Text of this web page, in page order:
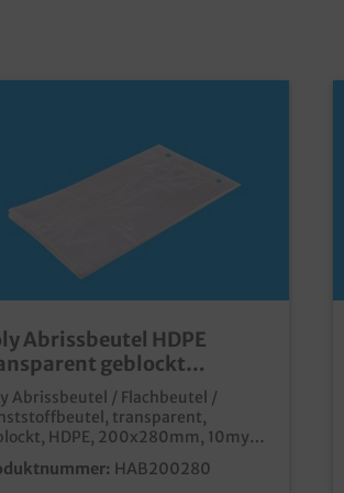
Abrissbeutel HDPE
geblockt
10my 3000St
Abrissbeutel / Flachbeutel /
transparent,
HDPE, 200x280mm, 10my
Stück im Kartonpraktischer und
Kunststoff Flachbeutelideal
HAB200280